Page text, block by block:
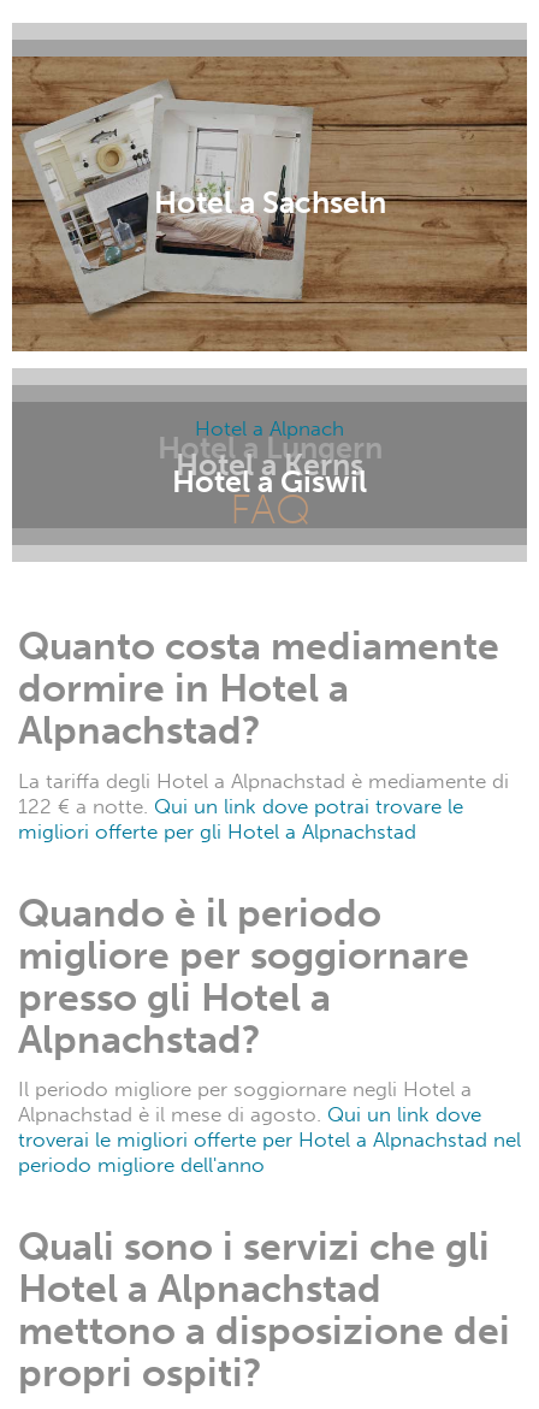
Hotel a Engelberg
Hotel a Sarnen
Hotel a Sachseln
Hotel a Lungern
Hotel a Kerns
Hotel a Giswil
Hotel a Alpnach
FAQ
Quanto costa mediamente
dormire in Hotel a
Alpnachstad?
La tariffa degli Hotel a Alpnachstad è mediamente di
122 € a notte. Qui un link dove potrai trovare le
migliori offerte per gli Hotel a Alpnachstad
Quando è il periodo
migliore per soggiornare
presso gli Hotel a
Alpnachstad?
Il periodo migliore per soggiornare negli Hotel a
Alpnachstad è il mese di agosto. Qui un link dove
troverai le migliori offerte per Hotel a Alpnachstad nel
periodo migliore dell'anno
Quali sono i servizi che gli
Hotel a Alpnachstad
mettono a disposizione dei
propri ospiti?